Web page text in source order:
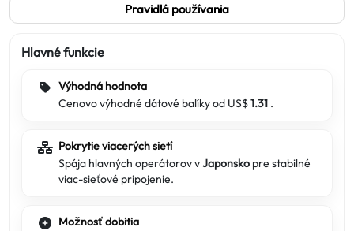
Pravidlá používania
Hlavné funkcie
Výhodná hodnota
Cenovo výhodné dátové balíky od US$1.31 .
Pokrytie viacerých sietí
Spája hlavných operátorov vJaponsko pre stabilné
viac-sieťové pripojenie.
Možnosť dobitia